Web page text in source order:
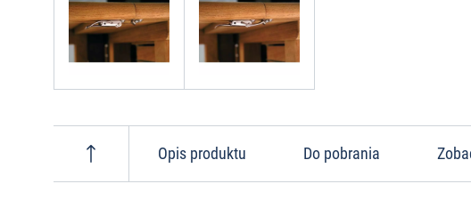
Opis produktu Do pobrania